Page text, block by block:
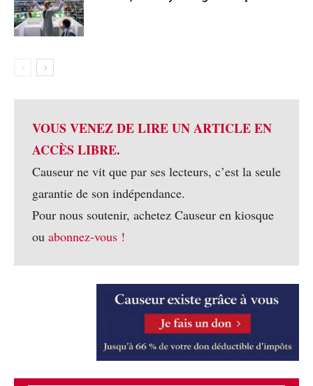
VOUS VENEZ DE LIRE UN ARTICLE EN
ACCÈS LIBRE.
Causeur ne vit que par ses lecteurs, c’est la seule
garantie de son indépendance.
Pour nous soutenir, achetez Causeur en kiosque
ou abonnez-vous !